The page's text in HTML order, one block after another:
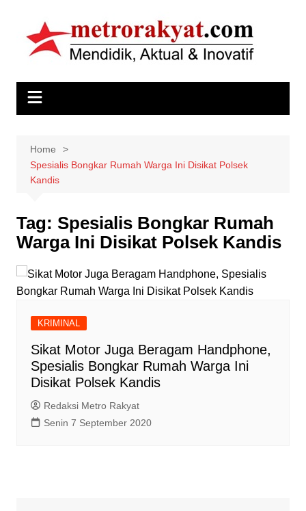
content
Home
Spesialis Bongkar Rumah Warga Ini Disikat Polsek
Kandis
Tag: Spesialis Bongkar Rumah
Warga Ini Disikat Polsek Kandis
KRIMINAL
Sikat Motor Juga Beragam Handphone,
Spesialis Bongkar Rumah Warga Ini
Disikat Polsek Kandis
Redaksi Metro Rakyat
Senin 7 September 2020